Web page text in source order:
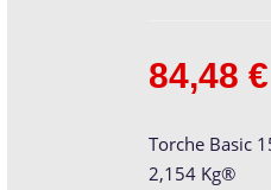
84,48€
Torche Basic
2,154 Kg®